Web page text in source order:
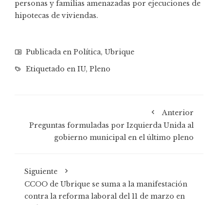
personas y familias amenazadas por ejecuciones de
hipotecas de viviendas.
Publicada en Política, Ubrique
Etiquetado en IU, Pleno
Anterior
Preguntas formuladas por Izquierda Unida al
gobierno municipal en el último pleno
Siguiente
CCOO de Ubrique se suma a la manifestación
contra la reforma laboral del 11 de marzo en